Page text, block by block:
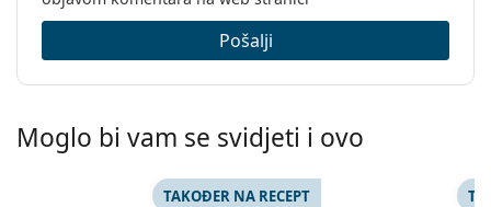
Pošalji
Moglo bi vam se svidjeti i ovo
TAKOĐER NA RECEPT